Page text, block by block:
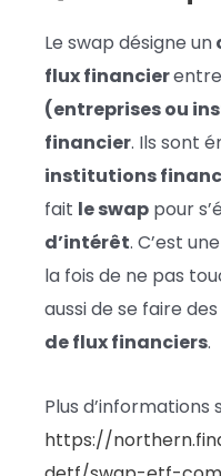
Le swap désigne un
flux financier
(entreprises ou
financier. Ils sont
institutions
fait le swap pour
d’intérêt. C’est
la fois de ne pas
aussi de se faire
de flux financiers.
Plus d’informations
https://